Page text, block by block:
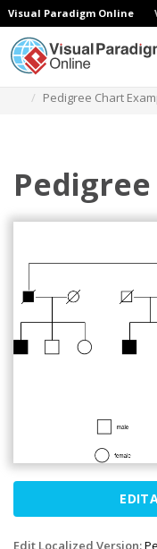
Visual Paradigm Online
Pedigree Chart
Edit Localized Version: